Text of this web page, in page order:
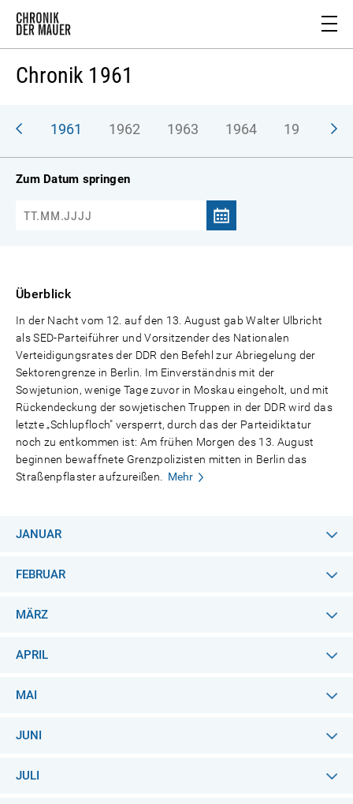
Chronik 1961
1961 1962 1963 1964 1965
Zum Datum springen
Überblick
In der Nacht vom 12. auf den 13. August gab Walter Ulbricht
als SED-Parteiführer und Vorsitzender des Nationalen
Verteidigungsrates der DDR den Befehl zur Abriegelung der
Sektorengrenze in Berlin. Im Einverständnis mit der
Sowjetunion, wenige Tage zuvor in Moskau eingeholt, und mit
Rückendeckung der sowjetischen Truppen in der DDR wird das
letzte „Schlupfloch" versperrt, durch das der Parteidiktatur
noch zu entkommen ist: Am frühen Morgen des 13. August
beginnen bewaffnete Grenzpolizisten mitten in Berlin das
Straßenpflaster aufzureißen.
Mehr
JANUAR
FEBRUAR
MÄRZ
APRIL
MAI
JUNI
JULI